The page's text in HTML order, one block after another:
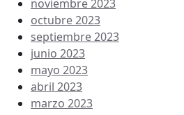
noviembre 2023
octubre 2023
septiembre 2023
junio 2023
mayo 2023
abril 2023
marzo 2023